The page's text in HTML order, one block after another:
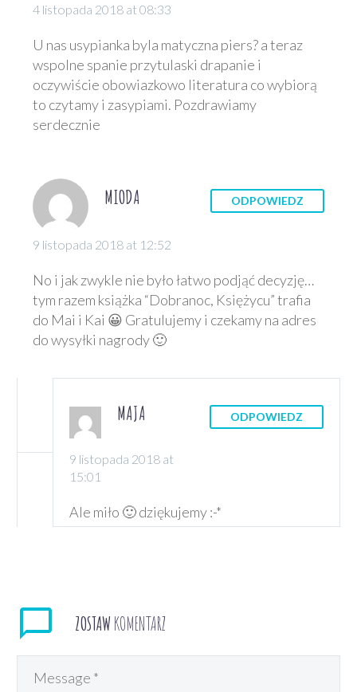
4 listopada 2018 at 08:33
U nas usypianka byla matyczna piers? a teraz
wspolne spanie przytulaski drapanie i
oczywiście obowiazkowo literatura co wybiorą
to czytamy i zasypiami. Pozdrawiamy
serdecznie
MIODA
9 listopada 2018 at 12:52
ODPOWIEDZ
No i jak zwykle nie było łatwo podjąć decyzję…
tym razem książka “Dobranoc, Księżycu” trafia
do Mai i Kai 😀 Gratulujemy i czekamy na adres
do wysyłki nagrody 🙂
MAJA
9 listopada 2018 at
15:01
ODPOWIEDZ
Ale miło 🙂 dziękujemy :-*
ZOSTAW KOMENTARZ